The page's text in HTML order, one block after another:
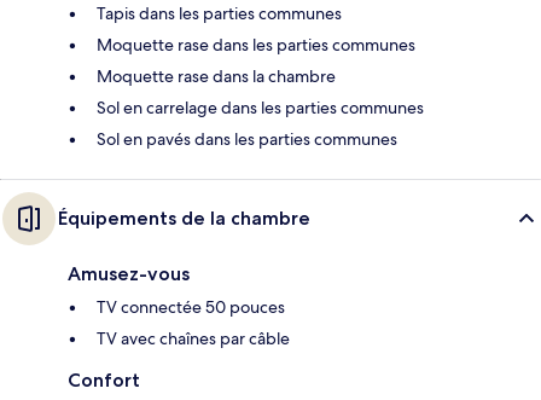
Tapis dans les parties communes
Moquette rase dans les parties communes
Moquette rase dans la chambre
Sol en carrelage dans les parties communes
Sol en pavés dans les parties communes
Équipements de la chambre
Amusez-vous
TV connectée 50 pouces
TV avec chaînes par câble
Confort